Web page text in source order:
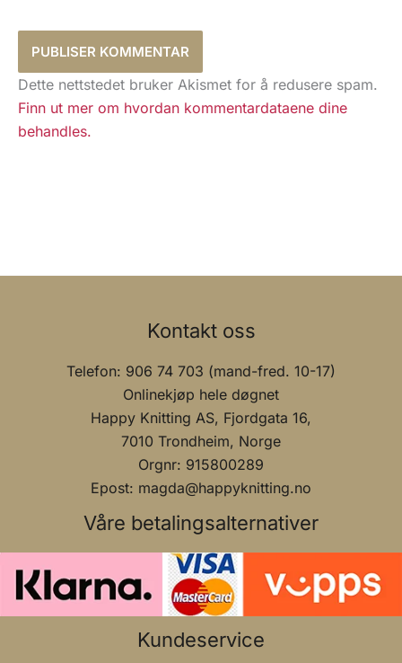
Dette nettstedet bruker Akismet for å redusere spam.
Finn ut mer om hvordan kommentardataene dine
behandles.
Kontakt oss
Telefon: 906 74 703 (mand-fred. 10-17)
Onlinekjøp hele døgnet
Happy Knitting AS, Fjordgata 16,
7010 Trondheim, Norge
Orgnr: 915800289
Epost: magda@happyknitting.no
Våre betalingsalternativer
Kundeservice